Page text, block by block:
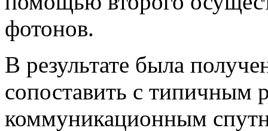
фотонов.
В результате была
сопоставить с типичным
коммуникационным